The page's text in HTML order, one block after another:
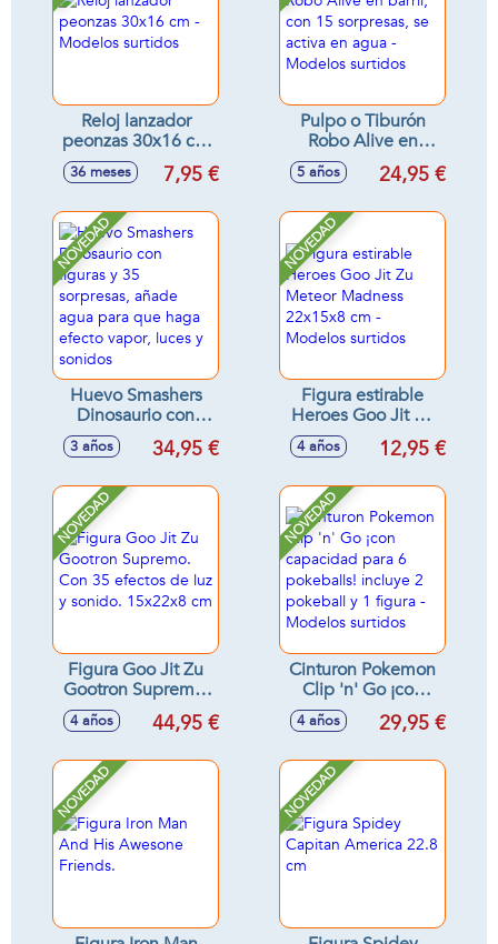
Reloj lanzador
peonzas 30x16 cm
- Modelos surtidos
36 meses 7,95 €
Pulpo o Tiburón
Robo Alive en
barril, con 15
sorpresas, se activa
surtidos
5 años 24,95 €
NOVEDAD
Huevo Smashers
Dinosaurio con
figuras y 35
sorpresas, añade
haga efecto vapor,
luces y sonidos
3 años 34,95 €
NOVEDAD
Figura estirable
Heroes Goo Jit Zu
Meteor Madness
22x15x8 cm -
4 años 12,95 €
NOVEDAD
Figura Goo Jit Zu
Gootron Supremo.
Con 35 efectos de
luz y sonido.
4 años 44,95 €
NOVEDAD
Cinturon Pokemon
Clip 'n' Go ¡con
capacidad para 6
pokeballs! incluye
figura - Modelos
surtidos
4 años 29,95 €
NOVEDAD NOVEDAD